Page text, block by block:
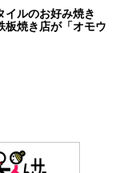
イルのお好み焼き
板焼き店が「オモウ